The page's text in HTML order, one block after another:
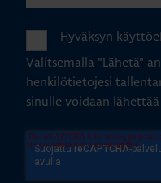
Hyväksyn
Valitsemalla "Lähetä"
henkilötietojesi
sinulle voidaan